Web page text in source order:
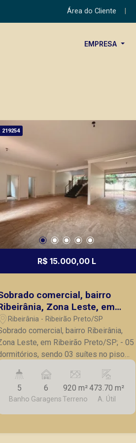
Área do Cliente
EMPRESA
219254
R$ 15.000,00 L
comercial, bairro
Zona Leste, em
Preto/SP;
Ribeirânia - Ribeirão Preto/SP
comercial, bairro Ribeirânia,
Leste, em Ribeirão Preto/SP; - 05
sendo 03 suítes no piso
e 01 suíte no térreo; - Varanda;
- Sala ampla para 03 ambientes; - Sala
de TV; - Escritório; - Lavabo; - Cozinha
ampla com armários, balcão ilha e copa;
- Amplo quintal com
5
Banho
6
Garagens
920 m²
Terreno
473.70 m²
A. Útil